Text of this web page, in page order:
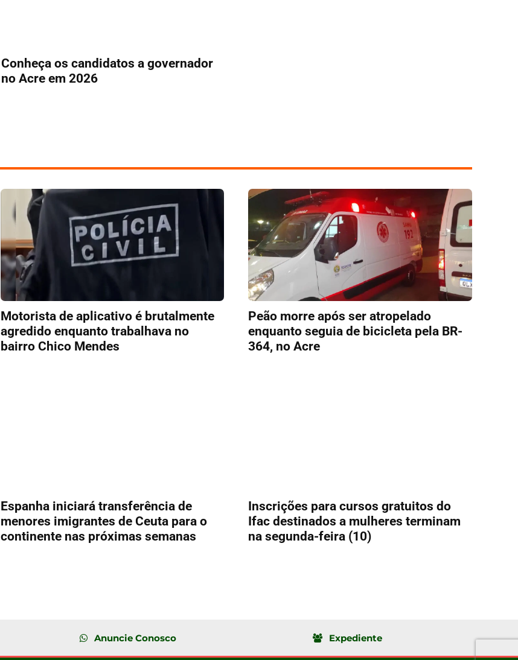
Conheça os candidatos a governador
no Acre em 2026
Motorista de aplicativo é brutalmente
agredido enquanto trabalhava no
bairro Chico Mendes
Peão morre após ser atropelado
enquanto seguia de bicicleta pela BR-
364, no Acre
Espanha iniciará transferência de
menores imigrantes de Ceuta para o
continente nas próximas semanas
Inscrições para cursos gratuitos do
Ifac destinados a mulheres terminam
na segunda-feira (10)
Anuncie Conosco Expediente